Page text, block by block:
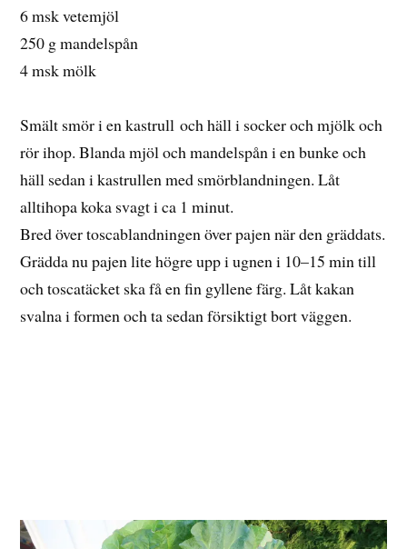
6 msk vetemjöl
250 g mandelspån
4 msk mölk
Smält smör i en kastrull och häll i socker och mjölk och
rör ihop. Blanda mjöl och mandelspån i en bunke och
häll sedan i kastrullen med smörblandningen. Låt
alltihopa koka svagt i ca 1 minut.
Bred över toscablandningen över pajen när den gräddats.
Grädda nu pajen lite högre upp i ugnen i 10–15 min till
och toscatäcket ska få en fin gyllene färg. Låt kakan
svalna i formen och ta sedan försiktigt bort väggen.